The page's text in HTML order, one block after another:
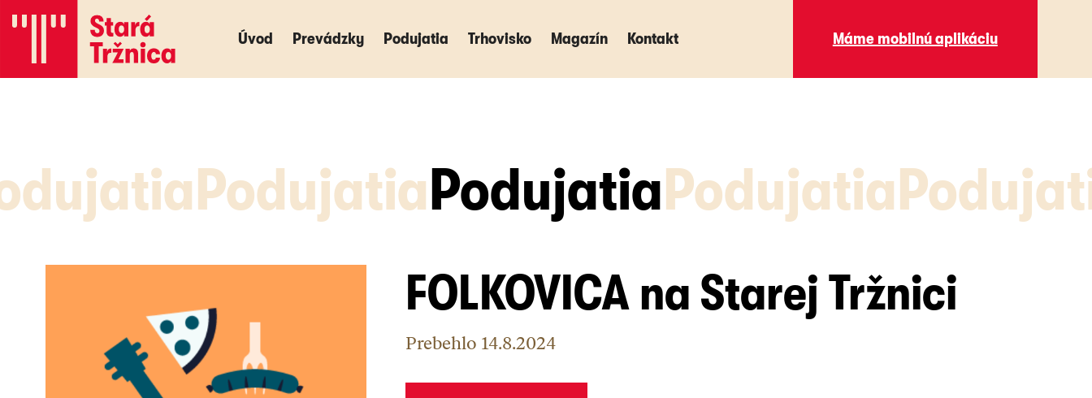
Úvod Prevádzky Podujatia Trhovisko Magazín Kontakt Máme mobilnú aplikáciu
Úvod Prevádzky Podujatia Trhovisko Magazín Kontakt Máme mobilnú aplikáciu
PodujatiaPodujatiaPodujatia
FOLKOVICA na Starej Tržnici
Prebehlo 14.8.2024